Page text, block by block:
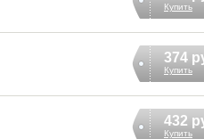
Купить
374
Купить
432
Купить